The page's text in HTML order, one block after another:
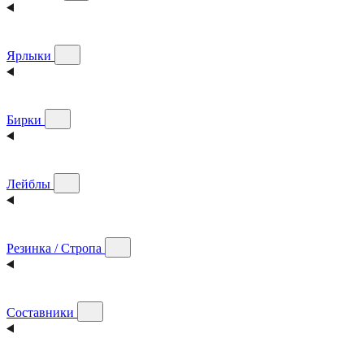
Ярлыки
Бирки
Лейблы
Резинка / Стропа
Составники